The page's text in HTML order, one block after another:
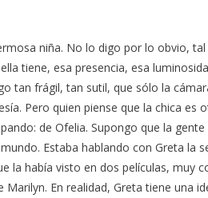
niña. No lo digo por lo obvio,
tiene, esa presencia, esa
tan frágil, tan sutil, que sólo la
Pero quien piense que la chica es
de Ofelia. Supongo que la
Estaba hablando con Greta la
la había visto en dos películas, muy
En realidad, Greta tiene una